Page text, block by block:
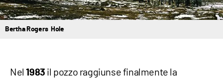
Bertha Rogers Hole
Nel1983 il pozzo raggiunse finalmente la